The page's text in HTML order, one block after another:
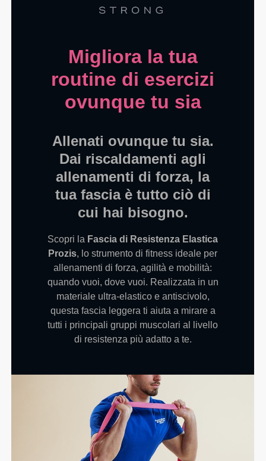
Migliora la tua
routine di esercizi
ovunque tu sia
Allenati ovunque tu sia.
Dai riscaldamenti agli
allenamenti di forza, la
tua fascia è tutto ciò di
cui hai bisogno.
Scopri la Fascia di Resistenza Elastica
Prozis, lo strumento di fitness ideale per
allenamenti di forza, agilità e mobilità:
quando vuoi, dove vuoi. Realizzata in un
materiale ultra-elastico e antiscivolo,
questa fascia leggera ti aiuta a mirare a
tutti i principali gruppi muscolari al livello
di resistenza più adatto a te.